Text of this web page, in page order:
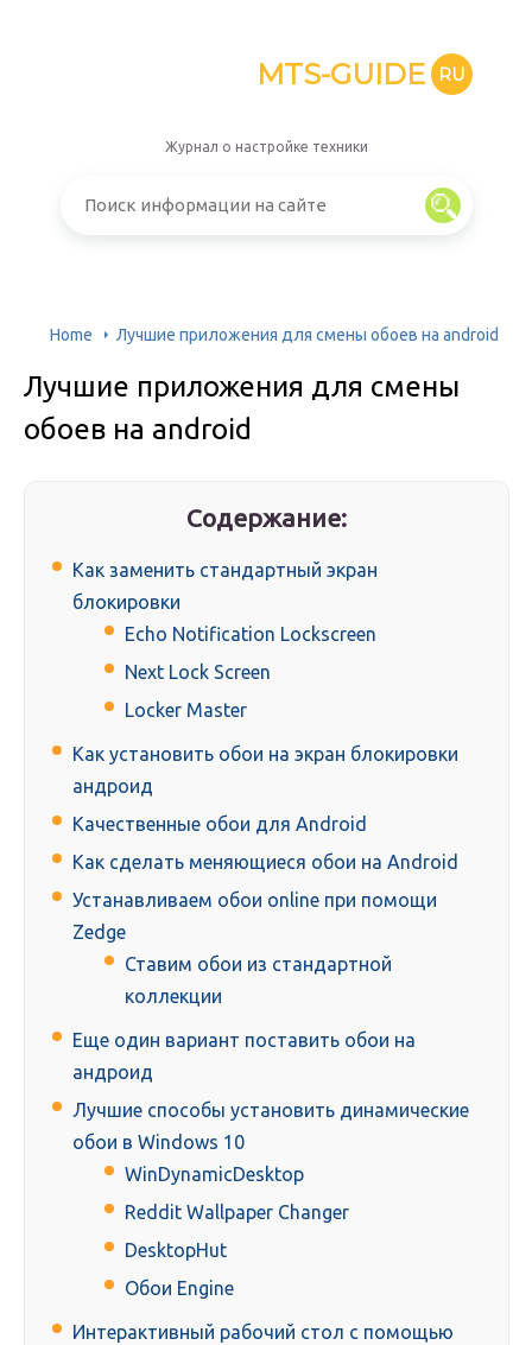
MTS-GUIDE RU
Журнал о настройке техники
Home Лучшие приложения для смены обоев на android
Лучшие приложения для смены
обоев на android
Содержание:
Как заменить стандартный экран
блокировки
Echo Notification Lockscreen
Next Lock Screen
Locker Master
Как установить обои на экран блокировки
андроид
Качественные обои для Android
Как сделать меняющиеся обои на Android
Устанавливаем обои online при помощи
Zedge
Ставим обои из стандартной
коллекции
Еще один вариант поставить обои на
андроид
Лучшие способы установить динамические
обои в Windows 10
WinDynamicDesktop
Reddit Wallpaper Changer
DesktopHut
Обои Engine
Интерактивный рабочий стол с помощью